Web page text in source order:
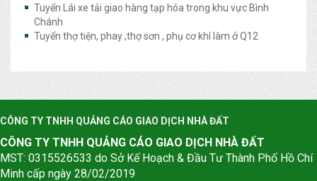
Tuyển Lái xe tải giao hàng tạp hóa trong khu vực Bình
Chánh
Tuyển thợ tiện, phay ,thợ sơn , phụ cơ khí làm ở Q12
CÔNG TY TNHH QUẢNG CÁO GIAO DỊCH NHÀ ĐẤT
CÔNG TY TNHH QUẢNG CÁO GIAO DỊCH NHÀ ĐẤT
MST: 0315526533 do Sở Kế Hoạch & Đầu Tư Thành Phố Hồ Chí
Minh cấp ngày 28/02/2019